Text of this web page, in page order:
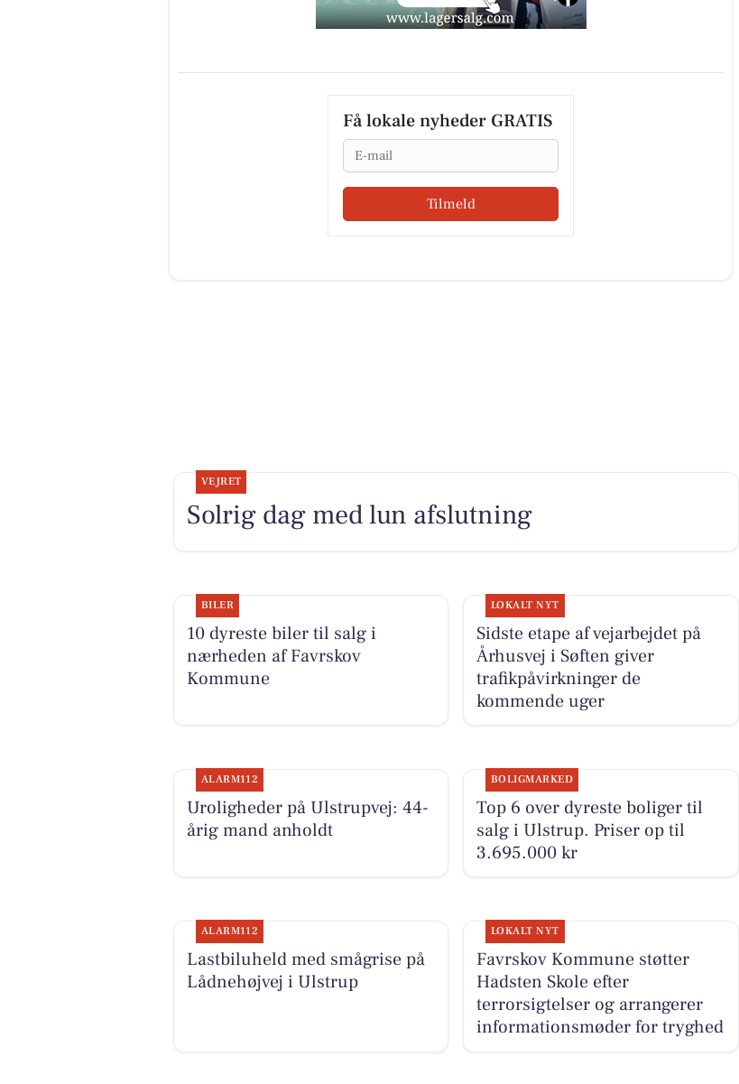
Få lokale nyheder GRATIS
Email
Tilmeld
VEJRET
Solrig dag med lun afslutning
BILER
10 dyreste biler til salg i
nærheden af Favrskov
Kommune
LOKALT NYT
Sidste etape af vejarbejdet på
Århusvej i Søften giver
trafikpåvirkninger de
kommende uger
ALARM112
Uroligheder på Ulstrupvej: 44-
årig mand anholdt
BOLIGMARKED
Top 6 over dyreste boliger til
salg i Ulstrup. Priser op til
3.695.000 kr
ALARM112
Lastbiluheld med smågrise på
Lådnehøjvej i Ulstrup
LOKALT NYT
Favrskov Kommune støtter
Hadsten Skole efter
terrorsigtelser og arrangerer
informationsmøder for tryghed